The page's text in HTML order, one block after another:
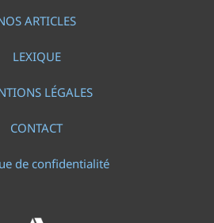
ARTICLES
LEXIQUE
LÉGALES
CONTACT
de confidentialité